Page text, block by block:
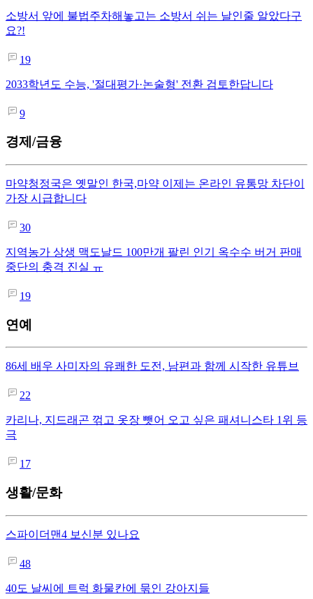
소방서 앞에 불법주차해놓고는 소방서 쉬는 날인줄 알았다구
요?!
19
2033학년도 수능, '절대평가·논술형' 전환 검토한답니다
9
경제/금융
마약청정국은 옛말인 한국,마약 이제는 온라인 유통망 차단이
가장 시급합니다
30
지역농가 상생 맥도날드 100만개 팔린 인기 옥수수 버거 판매
중단의 충격 진실 ㅠ
19
연예
86세 배우 사미자의 유쾌한 도전, 남편과 함께 시작한 유튜브
22
카리나, 지드래곤 꺾고 옷장 뺏어 오고 싶은 패셔니스타 1위 등
극
17
생활/문화
스파이더맨4 보신분 있나요
48
40도 날씨에 트럭 화물칸에 묶인 강아지들